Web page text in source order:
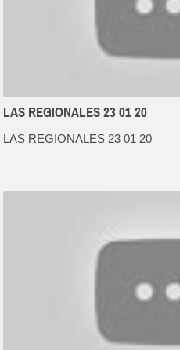
LAS REGIONALES 23 01 20
LAS REGIONALES 23 01 20